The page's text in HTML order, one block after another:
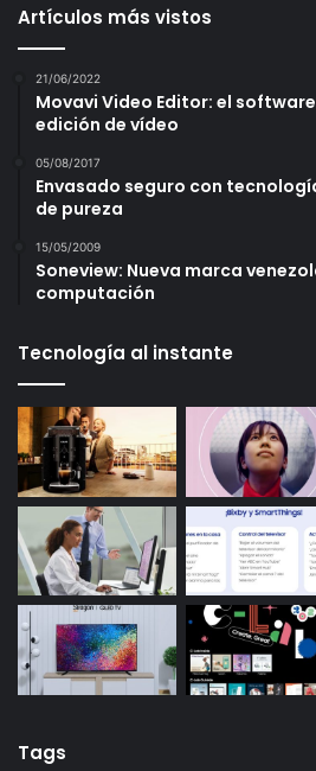
Artículos más vistos
21/06/2022
Movavi Video Editor: el
edición de vídeo
05/08/2017
Envasado seguro con
de pureza
15/05/2009
Soneview: Nueva marca
computación
Tecnología al instante
Tags